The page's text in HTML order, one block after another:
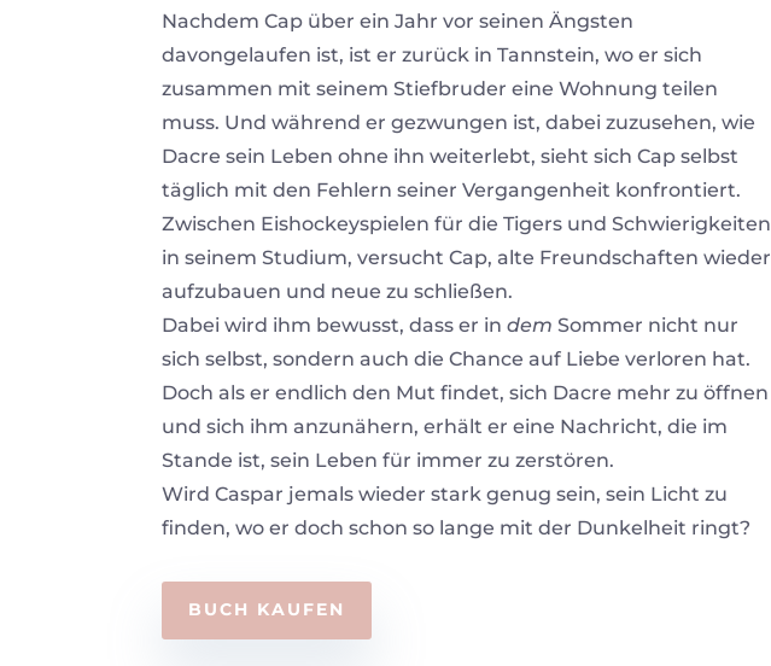
Nachdem Cap über ein Jahr vor seinen Ängsten
davongelaufen ist, ist er zurück in Tannstein, wo er sich
zusammen mit seinem Stiefbruder eine Wohnung teilen
muss. Und während er gezwungen ist, dabei zuzusehen, wie
Dacre sein Leben ohne ihn weiterlebt, sieht sich Cap selbst
täglich mit den Fehlern seiner Vergangenheit konfrontiert.
Zwischen Eishockeyspielen für die Tigers und Schwierigkeiten
in seinem Studium, versucht Cap, alte Freundschaften wieder
aufzubauen und neue zu schließen.
Dabei wird ihm bewusst, dass er indem Sommer nicht nur
sich selbst, sondern auch die Chance auf Liebe verloren hat.
Doch als er endlich den Mut findet, sich Dacre mehr zu öffnen
und sich ihm anzunähern, erhält er eine Nachricht, die im
Stande ist, sein Leben für immer zu zerstören.
Wird Caspar jemals wieder stark genug sein, sein Licht zu
finden, wo er doch schon so lange mit der Dunkelheit ringt?
BUCH KAUFEN